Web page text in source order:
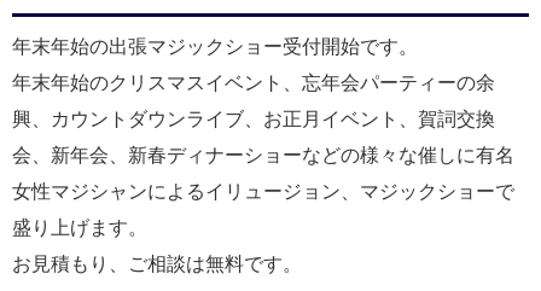
年末年始の出張マジックショー受付開始です。
年末年始のクリスマスイベント、忘年会パーティーの余
興、カウントダウンライブ、お正月イベント、賀詞交換
会、新年会、新春ディナーショーなどの様々な催しに有名
女性マジシャンによるイリュージョン、マジックショーで
盛り上げます。
お見積もり、ご相談は無料です。